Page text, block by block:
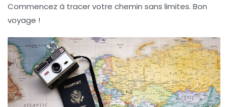
Commencez à tracer votre chemin sans limites. Bon
voyage !